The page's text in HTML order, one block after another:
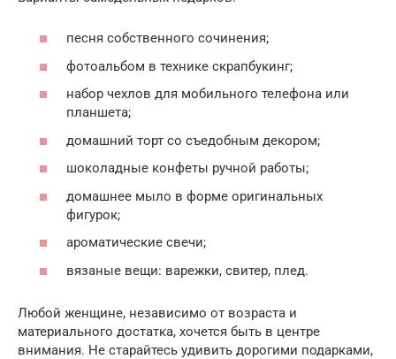
песня собственного сочинения;
фотоальбом в технике скрапбукинг;
набор чехлов для мобильного телефона или
планшета;
домашний торт со съедобным декором;
шоколадные конфеты ручной работы;
домашнее мыло в форме оригинальных
фигурок;
ароматические свечи;
вязаные вещи: варежки, свитер, плед.
Любой женщине, независимо от возраста и
материального достатка, хочется быть в центре
внимания. Не старайтесь удивить дорогими подарками,